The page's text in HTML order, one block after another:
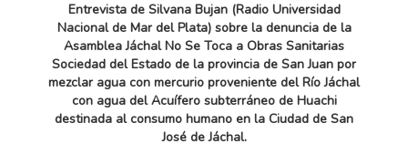
Entrevista de Silvana Bujan (Radio Universidad
Nacional de Mar del Plata) sobre la denuncia de la
Asamblea Jáchal No Se Toca a Obras Sanitarias
Sociedad del Estado de la provincia de San Juan por
mezclar agua con mercurio proveniente del Río Jáchal
con agua del Acuífero subterráneo de Huachi
destinada al consumo humano en la Ciudad de San
José de Jáchal.